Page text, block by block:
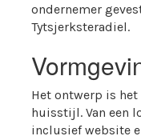
ondernemer
Tytsjerksteradiel.
Het ontwerp is het
huisstijl. Van een
inclusief website